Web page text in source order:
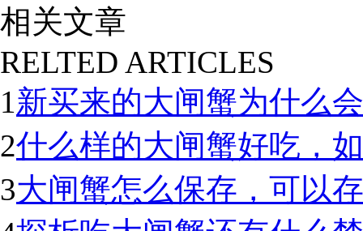
相关文章
RELTED ARTICLES
1新买来的大闸蟹为什么
2什么样的大闸蟹好吃，
3大闸蟹怎么保存，可以